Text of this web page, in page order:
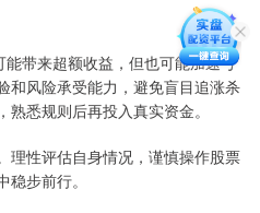
能带来超额收益，但也可能加速亏
和风险承受能力，避免盲目追涨杀
悉规则后再投入真实资金。
理性评估自身情况，谨慎操作股票
步前行。